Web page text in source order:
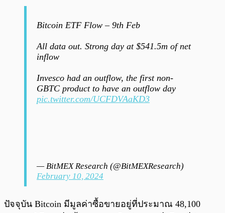
Bitcoin ETF Flow – 9th Feb
All data out. Strong day at $541.5m of net
inflow
Invesco had an outflow, the first non-
GBTC product to have an outflow day
pic.twitter.com/UCFDVAaKD3
— BitMEX Research (@BitMEXResearch)
February 10, 2024
ปัจจุบัน Bitcoin มีมูลค่าซื้อขายอยู่ที่ประมาณ 48,100